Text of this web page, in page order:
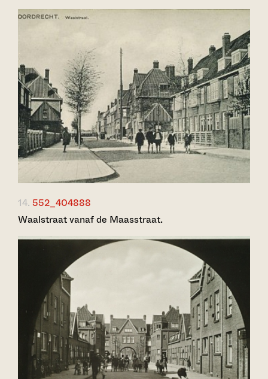
14. 552_404888
Waalstraat vanaf de Maasstraat.